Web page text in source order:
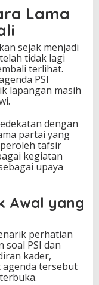
Lama
sejak menjadi
tidak lagi
terlihat.
PSI
lapangan masih
dengan
partai yang
tafsir
kegiatan
upaya
Awal yang
perhatian
PSI dan
kader,
agenda tersebut